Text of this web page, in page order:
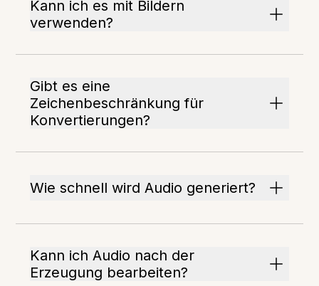
Kann ich es mit Bildern
verwenden?
Gibt es eine
Zeichenbeschränkung für
Konvertierungen?
Wie schnell wird Audio generiert?
Kann ich Audio nach der
Erzeugung bearbeiten?